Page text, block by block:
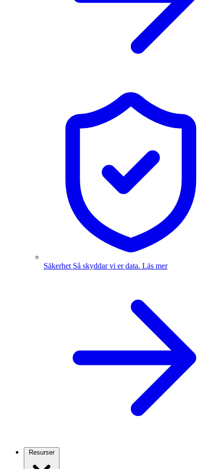
Säkerhet Så skyddar vi er data. Läs mer
Resurser